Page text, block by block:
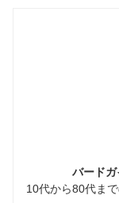
バード
10代から80代ま